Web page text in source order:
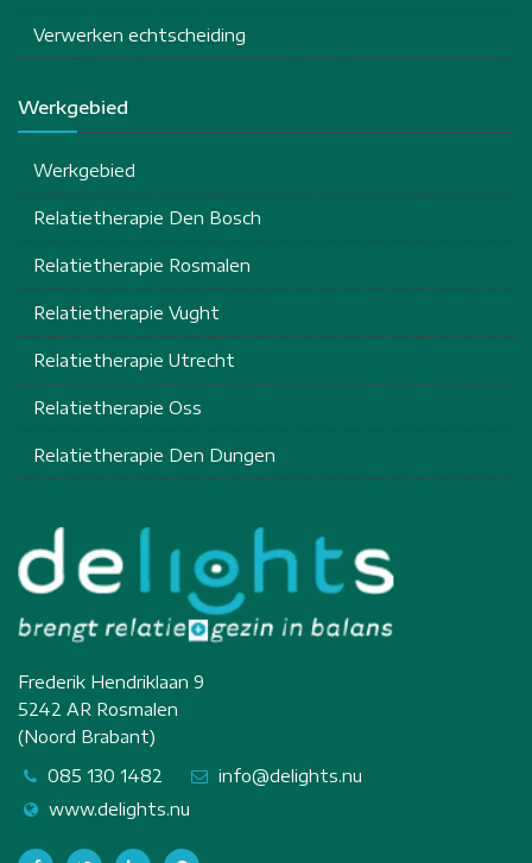
Verwerken echtscheiding
Werkgebied
Werkgebied
Relatietherapie Den Bosch
Relatietherapie Rosmalen
Relatietherapie Vught
Relatietherapie Utrecht
Relatietherapie Oss
Relatietherapie Den Dungen
Frederik Hendriklaan 9
5242 AR Rosmalen
(Noord Brabant)
085 130 1482
info@delights.nu
www.delights.nu